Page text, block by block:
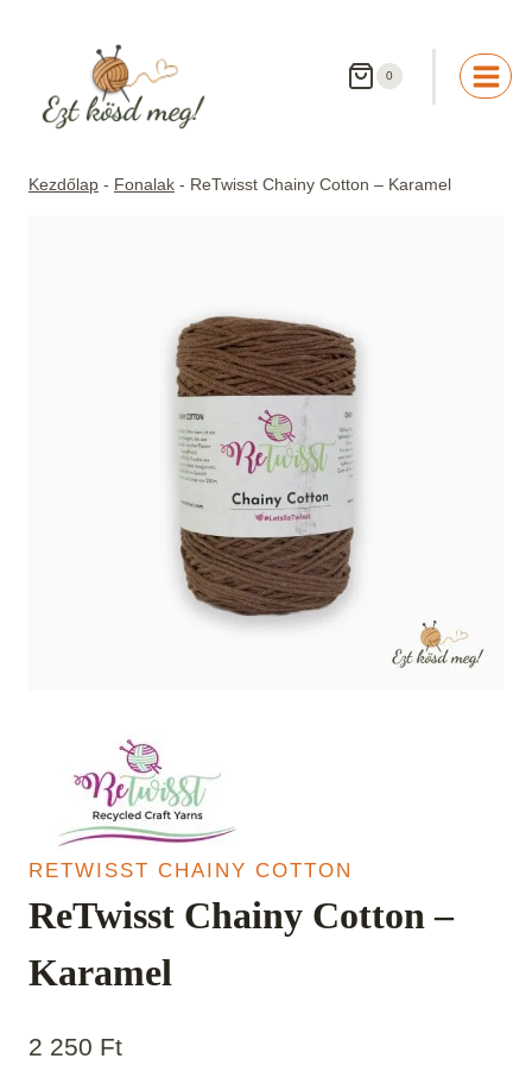
0
Kezdőlap - Fonalak - ReTwisst Chainy Cotton – Karamel
RETWISST CHAINY COTTON
ReTwisst Chainy Cotton –
Karamel
2 250 Ft